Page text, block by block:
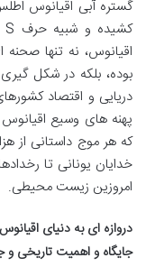
گستره آبی اقیانوس
اقیانوس، نه تنها
بوده، بلکه در شکل
دریایی و اقتصاد
پهنه های وسیع
که هر موج داستانی از
خدایان یونانی تا
امروزین زیست محیطی.
دروازه ای به دنیای
جایگاه و اهمیت تاریخی و